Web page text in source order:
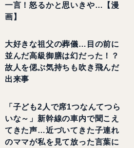
一言！怒るかと思いきや…【漫
画】
大好きな祖父の葬儀…目の前に
並んだ高級御膳は幻だった！？
故人を偲ぶ気持ちも吹き飛んだ
出来事
「子ども2人で席1つなんてつら
いな～」新幹線の車内で聞こえ
てきた声…近づいてきた子連れ
のママが私を見て放った言葉に